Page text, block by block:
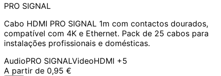
PRO SIGNAL
Cabo HDMI PRO SIGNAL 1m com contactos dourados,
compatível com 4K e Ethernet. Pack de 25 cabos para
instalações profissionais e domésticas.
AudioPRO SIGNALVideoHDMI +5
A partir de 0,95 €